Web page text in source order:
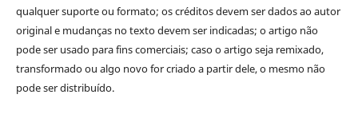
qualquer suporte ou formato; os créditos devem ser dados ao autor
original e mudanças no texto devem ser indicadas; o artigo não
pode ser usado para fins comerciais; caso o artigo seja remixado,
transformado ou algo novo for criado a partir dele, o mesmo não
pode ser distribuído.